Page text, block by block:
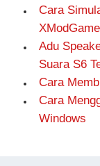
Cara
Adu
Suara S6
Cara
Cara
Windows